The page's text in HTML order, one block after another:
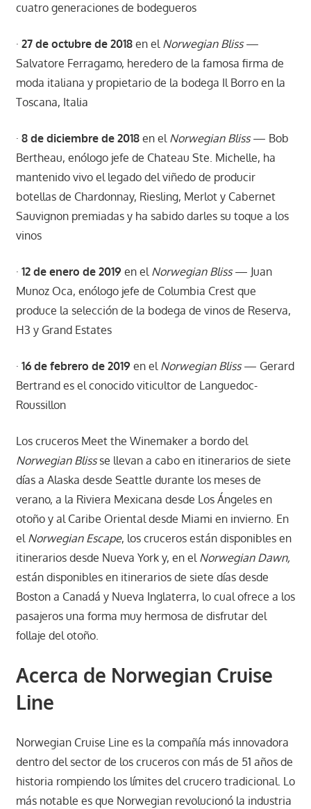
cuatro generaciones de bodegueros
· 27 de octubre de 2018en el Norwegian Bliss—
Salvatore Ferragamo, heredero de la famosa firma de
moda italiana y propietario de la bodega Il Borro en la
Toscana, Italia
· 8 de diciembre de 2018en el Norwegian Bliss— Bob
Bertheau, enólogo jefe de Chateau Ste. Michelle, ha
mantenido vivo el legado del viñedo de producir
botellas de Chardonnay, Riesling, Merlot y Cabernet
Sauvignon premiadas y ha sabido darles su toque a los
vinos
· 12 de enero de 2019 en el Norwegian Bliss— Juan
Munoz Oca, enólogo jefe de Columbia Crest que
produce la selección de la bodega de vinos de Reserva,
H3 y Grand Estates
· 16 de febrero de 2019 en el Norwegian Bliss— Gerard
Bertrand es el conocido viticultor de Languedoc-
Roussillon
Los cruceros Meet the Winemaker a bordo del
Norwegian Blissse llevan a cabo en itinerarios de siete
días a Alaska desde Seattle durante los meses de
verano, a la Riviera Mexicana desde Los Ángeles en
otoño y al Caribe Oriental desde Miami en invierno. En
el Norwegian Escape, los cruceros están disponibles en
itinerarios desde Nueva York y, en el Norwegian Dawn,
están disponibles en itinerarios de siete días desde
Boston a Canadá y Nueva Inglaterra, lo cual ofrece a los
pasajeros una forma muy hermosa de disfrutar del
follaje del otoño.
Acerca de Norwegian Cruise
Line
Norwegian Cruise Line es la compañía más innovadora
dentro del sector de los cruceros con más de 51 años de
historia rompiendo los límites del crucero tradicional. Lo
más notable es que Norwegian revolucionó la industria